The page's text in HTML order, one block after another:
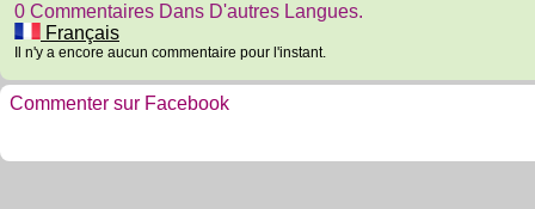
0 Commentaires Dans D'autres Langues.
Français
Il n'y a encore aucun commentaire pour l'instant.
Commenter sur Facebook